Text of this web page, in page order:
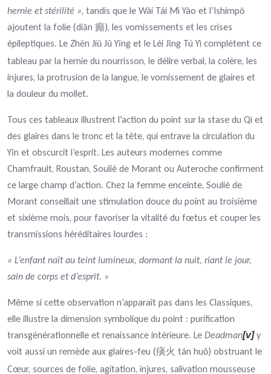
hernie et stérilité », tandis que le Wài Tái Mì Yào et l’Ishimpō
ajoutent la folie (diān 癲), les vomissements et les crises
épileptiques. Le Zhēn Jiǔ JǔYīng et le Léi Jīng Tú Yì complètent ce
tableau par la hernie du nourrisson, le délire verbal, la colère, les
injures, la protrusion de la langue, le vomissement de glaires et
la douleur du mollet.
Tous ces tableaux illustrent l’action du point sur la stase du Qì et
des glaires dans le tronc et la tête, qui entrave la circulation du
Yīn et obscurcit l’esprit. Les auteurs modernes comme
Chamfrault, Roustan, Soulié de Morant ou Auteroche confirment
ce large champ d’action. Chez la femme enceinte, Soulié de
Morant conseillait une stimulation douce du point au troisième
et sixième mois, pour favoriser la vitalité du fœtus et couper les
transmissions héréditaires lourdes :
« L’enfant naît au teint lumineux, dormant la nuit, riant le jour,
sain de corps et d’esprit. »
Même si cette observation n’apparaît pas dans les Classiques,
elle illustre la dimension symbolique du point : purification
transgénérationnelle et renaissance intérieure. Le Deadman[v]y
voit aussi un remède aux glaires-feu (痰火 tán huǒ) obstruant le
Cœur, sources de folie, agitation, injures, salivation mousseuse